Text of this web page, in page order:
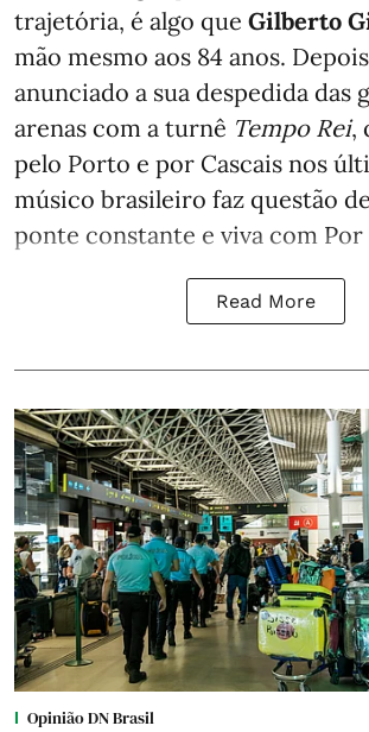
trajetória, é algo que Gilberto
mão mesmo aos 84 anos.
anunciado a sua despedida das
arenas com a turnê Tempo Rei,
pelo Porto e por Cascais nos
músico brasileiro faz questão
ponte constante e viva com Por
Read More
Opinião DN Brasil